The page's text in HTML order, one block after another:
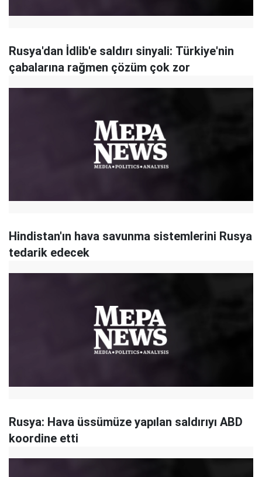
Rusya'dan İdlib'e saldırı sinyali: Türkiye'nin
çabalarına rağmen çözüm çok zor
Hindistan'ın hava savunma sistemlerini Rusya
tedarik edecek
Rusya: Hava üssümüze yapılan saldırıyı ABD
koordine etti